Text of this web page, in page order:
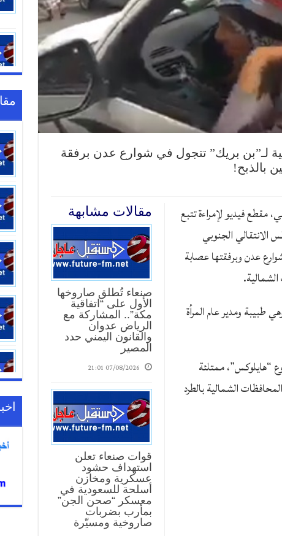
لـ”بن بريك” تتجول في شوارع عدن برفقة
بالذبح!
مقالات مشابهة
صنعاء تُطلق صاروخها
الأول على “اتفاقية
مكة”.. المشاركة مع
الرياض عدوان
والقانون اليمني حدد
المصير
07/08/2026 21:01
قوات صنعاء تعلن
استهداف حشود
عسكرية ومخازن
أسلحة للسعودية في
معسكر “صحن الجن”
بمأرب بضربات
صاروخية ومسيّرة
مقطع فيديو لإمراءة تتبع
الجنوبي
عدن وبرفقتها عصابة
طبيبة ومدير عام المرأة
“هايلوكس”، ممتلئة
الشمالية بالطرد